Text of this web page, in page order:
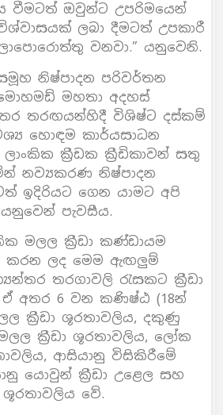
වීමටත් ඔවුන්ට උපරිමයෙන්
ලබා දීමටත් උපකාරී
වනවා.” යනුවෙනි.
සමූහ නිෂ්පාදන පරිවර්තන
මහතා අදහස්
තරඟයන්හිදී විශිෂ්ට දස්කම්
හොඳම කාර්යසාධන
ක්‍රීඩක ක්‍රීඩිකාවන් සතු
නව්‍යකරණ නිෂ්පාදන
ඉදිරියට ගෙන යාමට අපි
පැවසීය.
මලල ක්‍රීඩා කණ්ඩායම
කරන ලද මෙම ඇඟලුම්
තරගාවලි රැසකට ක්‍රීඩා
අතර 6 වන කණිෂ්ඨ (18න්
ක්‍රීඩා ශූරතාවලිය, දකුණු
ක්‍රීඩා ශූරතාවලිය, ලෝක
ආසියානු විසිකිරීමේ
යොවුන් ක්‍රීඩා උළෙල සහ
වේ.